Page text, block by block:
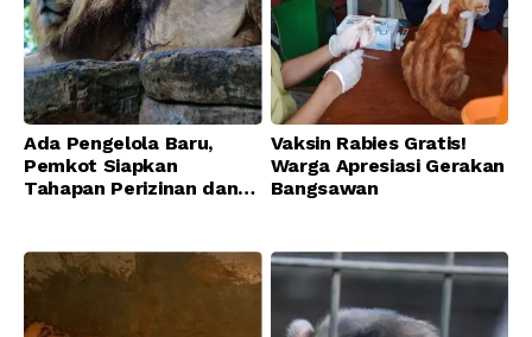
Ada Pengelola Baru,
Pemkot Siapkan
Tahapan Perizinan dan
Vaksin Rabies Gratis!
Warga Apresiasi Gerakan
Bangsawan